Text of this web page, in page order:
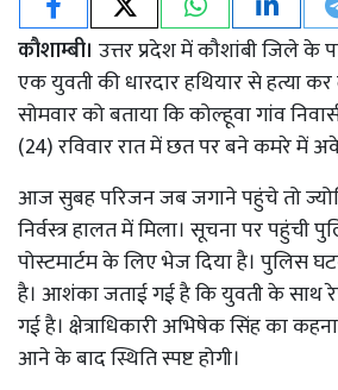
कौशाम्बी। उत्तर प्रदेश में कौशांबी जिले के
एक युवती की धारदार हथियार से हत्या कर
सोमवार को बताया कि कोल्हूवा गांव
(24) रविवार रात में छत पर बने कमरे में
आज सुबह परिजन जब जगाने पहुंचे तो
निर्वस्त्र हालत में मिला। सूचना पर पहुंची
पोस्टमार्टम के लिए भेज दिया है। पुलिस
है। आशंका जताई गई है कि युवती के साथ
गई है। क्षेत्राधिकारी अभिषेक सिंह का कहना
आने के बाद स्थिति स्पष्ट होगी।